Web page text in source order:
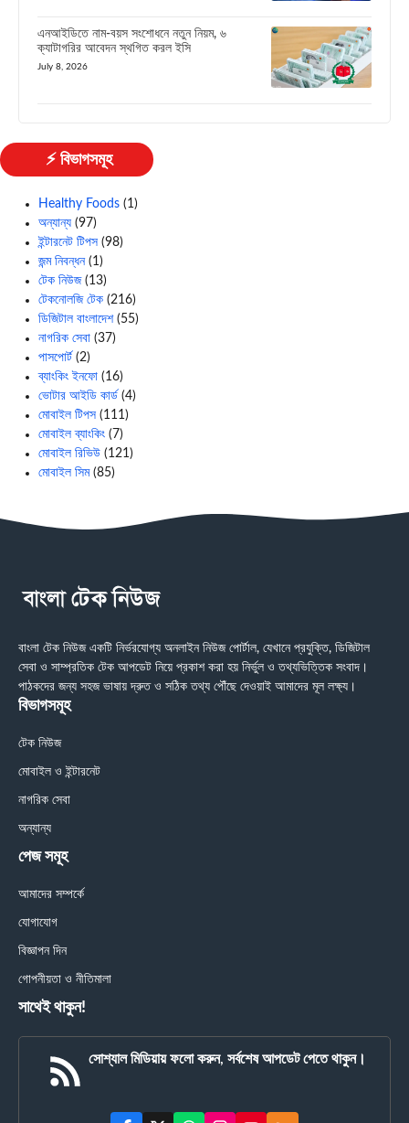
এনআইডিতে নাম-বয়স সংশোধনে নতুন নিয়ম, ৬
ক্যাটাগরির আবেদন স্থগিত করল ইসি
July 8, 2026
⚡ বিভাগসমূহ
Healthy Foods (1)
অন্যান্য (97)
ইন্টারনেট টিপস (98)
জন্ম নিবন্ধন(1)
টেক নিউজ(13)
টেকনোলজি টেক (216)
ডিজিটাল বাংলাদেশ(55)
নাগরিক সেবা (37)
পাসপোর্ট (2)
ব্যাংকিং ইনফো (16)
ভোটার আইডি কার্ড (4)
মোবাইল টিপস (111)
মোবাইল ব্যাংকিং (7)
মোবাইল রিভিউ (121)
মোবাইল সিম(85)
বাংলা টেক নিউজ একটি নির্ভরযোগ্য অনলাইন নিউজ পোর্টাল, যেখানে প্রযুক্তি, ডিজিটাল
সেবা ও সাম্প্রতিক টেক আপডেট নিয়ে প্রকাশ করা হয় নির্ভুল ও তথ্যভিত্তিক সংবাদ।
পাঠকদের জন্য সহজ ভাষায় দ্রুত ও সঠিক তথ্য পৌঁছে দেওয়াই আমাদের মূল লক্ষ্য।
বিভাগসমূহ
টেক নিউজ
মোবাইল ও ইন্টারনেট
নাগরিক সেবা
অন্যান্য
পেজ সমূহ
আমাদের সম্পর্কে
যোগাযোগ
বিজ্ঞাপন দিন
গোপনীয়তা ও নীতিমালা
সাথেই থাকুন!
সোশ্যাল মিডিয়ায় ফলো করুন, সর্বশেষ আপডেট পেতে থাকুন।